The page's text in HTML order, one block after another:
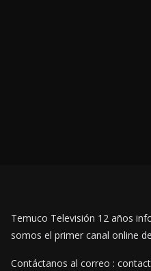
Temuco Televisión 12 años
somos el primer canal online
Contáctanos al correo :